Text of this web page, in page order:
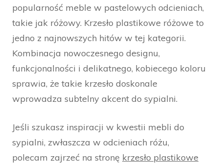
popularność meble w pastelowych odcieniach,
takie jak różowy. Krzesło plastikowe różowe to
jedno z najnowszych hitów w tej kategorii.
Kombinacja nowoczesnego designu,
funkcjonalności i delikatnego, kobiecego koloru
sprawia, że takie krzesło doskonale
wprowadza subtelny akcent do sypialni.
Jeśli szukasz inspiracji w kwestii mebli do
sypialni, zwłaszcza w odcieniach różu,
polecam zajrzeć na stronę krzesło plastikowe